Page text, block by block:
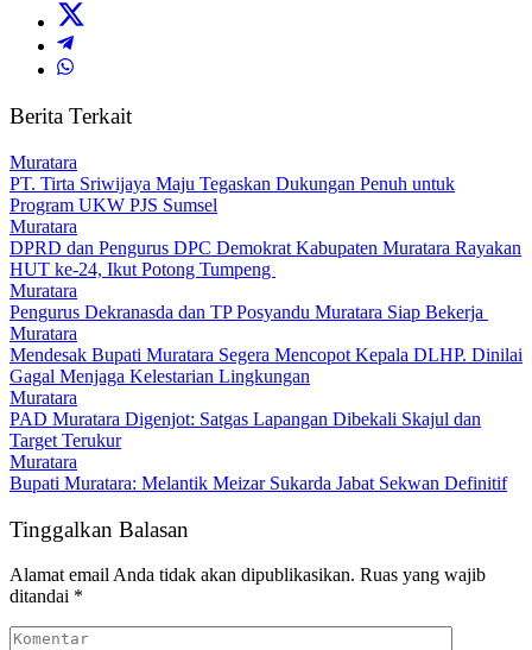
Berita Terkait
Muratara
PT. Tirta Sriwijaya Maju Tegaskan Dukungan Penuh untuk
Program UKW PJS Sumsel
Muratara
DPRD dan Pengurus DPC Demokrat Kabupaten Muratara Rayakan
HUT ke-24, Ikut Potong Tumpeng
Muratara
Pengurus Dekranasda dan TP Posyandu Muratara Siap Bekerja
Muratara
Mendesak Bupati Muratara Segera Mencopot Kepala DLHP. Dinilai
Gagal Menjaga Kelestarian Lingkungan
Muratara
PAD Muratara Digenjot: Satgas Lapangan Dibekali Skajul dan
Target Terukur
Muratara
Bupati Muratara: Melantik Meizar Sukarda Jabat Sekwan Definitif
Tinggalkan Balasan
Alamat email Anda tidak akan dipublikasikan. Ruas yang wajib
ditandai *